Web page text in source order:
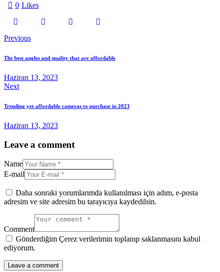
0 Likes
Previous
The best angles and quality that are affordable
Haziran 13, 2023
Next
Trending yet affordable cameras to purchase in 2023
Haziran 13, 2023
Leave a comment
Name
E-mail
Daha sonraki yorumlarımda kullanılması için adım, e-posta
adresim ve site adresim bu tarayıcıya kaydedilsin.
Comment
Gönderdiğim Çerez verilerimin toplanıp saklanmasını kabul
ediyorum.